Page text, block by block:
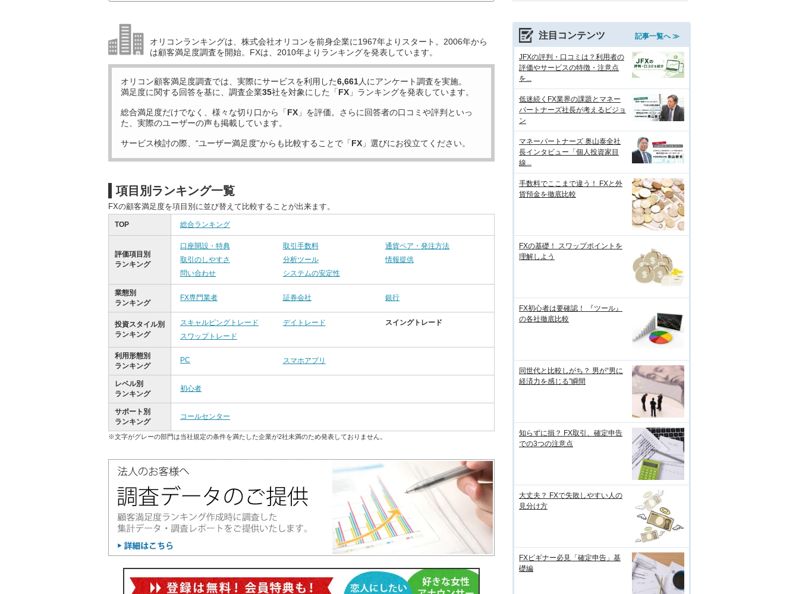
オリコンランキングは、株式会社オリコンを前身企業に1967年よりスタート。2006年から
は顧客満足度調査を開始。FXは、2010年よりランキングを発表しています。
オリコン顧客満足度調査では、実際にサービスを利用した6,661人にアンケート調査を実施。
満足度に関する回答を基に、調査企業35社を対象にした「FX 」ランキングを発表しています。
総合満足度だけでなく、様々な切り口から「FX 」を評価。さらに回答者の口コミや評判といっ
た、実際のユーザーの声も掲載しています。
サービス検討の際、“ユーザー満足度”からも比較することで「FX 」選びにお役立てください。
項目別ランキング一覧
FXの顧客満足度を項目別に並び替えて比較することが出来ます。
TOP 総合ランキング
評価項目別
ランキング
口座開設・特典 取引手数料
通貨ペア・発注方法
取引のしやすさ
分析ツール
情報提供
問い合わせ
システムの安定性
業態別
ランキング
FX専門業者 証券会社 銀行
投資スタイル別
ランキング
スキャルピングトレード デイトレード
スイングトレード
スワップトレード
利用形態別
ランキング
PC スマホアプリ
レベル別
ランキング
初心者
サポート別
ランキング
コールセンター
※文字がグレーの部門は当社規定の条件を満たした企業が2社未満のため発表しておりません。
注目コンテンツ 記事一覧へ ≫
JFXの評判・口コミは？利用者の
評価やサービスの特徴・注意点
を...
低迷続くFX業界の課題とマネー
パートナーズ社長が考えるビジョ
ン
マネーパートナーズ 奥山泰全社
長インタビュー「個人投資家目
線...
手数料でここまで違う！ FXと外
貨預金を徹底比較
FXの基礎！ スワップポイントを
理解しよう
FX初心者は要確認！ 『ツール』
の各社徹底比較
同世代と比較しがち？ 男が“男に
経済力を感じる”瞬間
知らずに損？ FX取引、確定申告
での3つの注意点
大丈夫？ FXで失敗しやすい人の
見分け方
FXビギナー必見「確定申告」基
礎編